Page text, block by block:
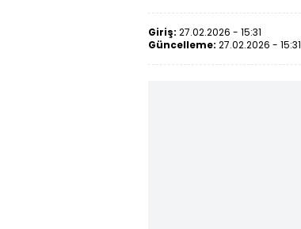
Giriş: 27.02.2026 - 15:31
Güncelleme: 27.02.2026 - 15:31